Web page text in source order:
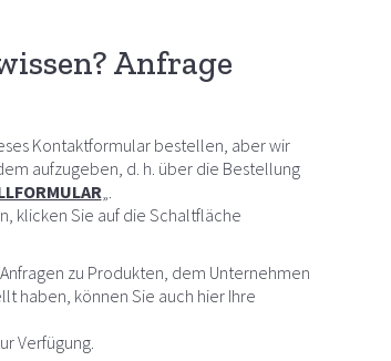
Anfrage
Kontaktformular bestellen, aber wir
aufzugeben, d. h. über die Bestellung
„.
klicken Sie auf die Schaltfläche
zu Produkten, dem Unternehmen
haben, können Sie auch hier Ihre
Verfügung.